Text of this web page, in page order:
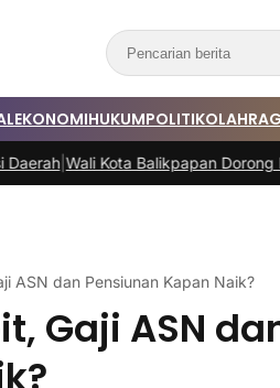
EKONOMIHUKUMPOLITIK
Balikpapan Dorong Percepatan
ASN dan Pensiunan Kapan Naik?
Gaji ASN